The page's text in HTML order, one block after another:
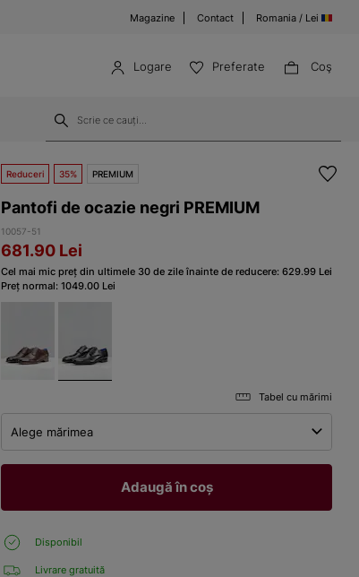
Magazine Contact Romania / Lei
Logare Preferate Coş
Reduceri 35% PREMIUM
Pantofi de ocazie negri PREMIUM
10057-51
681.90 Lei
Cel mai mic preț din ultimele 30 de zile înainte de reducere: 629.99 Lei
Preț normal: 1049.00 Lei
Tabel cu mărimi
Alege mărimea
Adaugă în coș
Disponibil
Livrare gratuită